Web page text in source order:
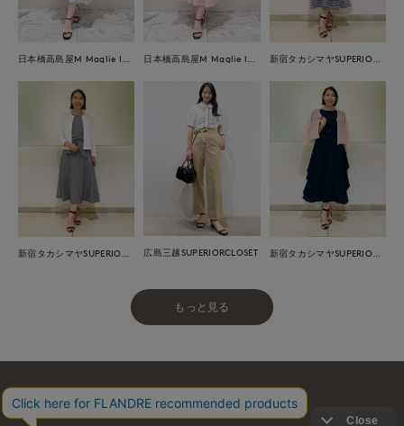
広島三越SUPERIORCLOSET
もっと見る